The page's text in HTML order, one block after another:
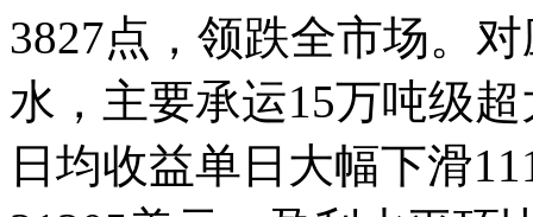
3827点，领跌全市场。
水，主要承运15万吨级
日均收益单日大幅下滑